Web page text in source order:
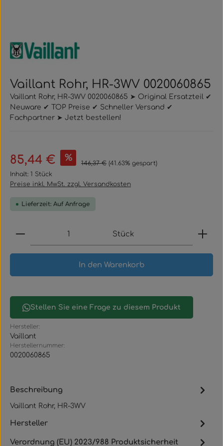
Vaillant Rohr, HR-3WV 0020060865
Vaillant Rohr, HR-3WV 0020060865 ➤ Original Ersatzteil ✔
Neuware ✔ TOP Preise ✔ Schneller Versand ✔
Fachpartner ➤ Jetzt bestellen!
Verkaufspreis:
85,44 € % Regulärer Preis:
146,37 € (41.63% gespart)
Inhalt: 1 Stück
Preise inkl. MwSt. zzgl. Versandkosten
Lieferzeit: Auf Anfrage
Produkt Anzahl: Gib den gewünschten Wert
Stück
In den Warenkorb
Stellen Sie eine Frage zu diesem Produkt
Hersteller:
Vaillant
Herstellernummer:
0020060865
Beschreibung
Vaillant Rohr, HR-3WV
Hersteller
Verordnung (EU) 2023/988 Produktsicherheit